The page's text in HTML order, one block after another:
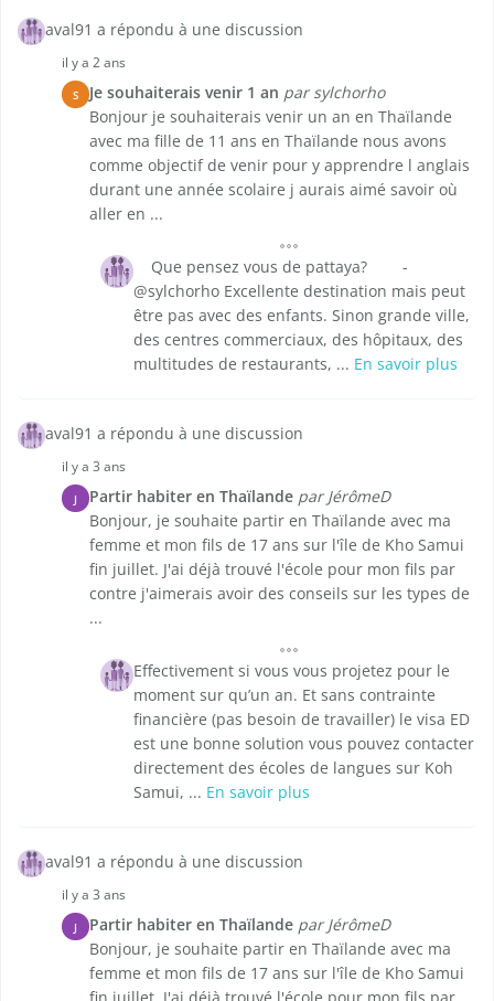
aval91 a répondu à une discussion
il y a 2 ans
S Je souhaiterais venir 1 an par sylchorho
Bonjour je souhaiterais venir un an en Thaïlande
avec ma fille de 11 ans en Thaïlande nous avons
comme objectif de venir pour y apprendre l anglais
durant une année scolaire j aurais aimé savoir où
aller en ...
Que pensez vous de pattaya? -
@sylchorho Excellente destination mais peut
être pas avec des enfants. Sinon grande ville,
des centres commerciaux, des hôpitaux, des
multitudes de restaurants, ... En savoir plus
aval91 a répondu à une discussion
il y a 3 ans
J Partir habiter en Thaïlande par JérômeD
Bonjour, je souhaite partir en Thaïlande avec ma
femme et mon fils de 17 ans sur l'île de Kho Samui
fin juillet. J'ai déjà trouvé l'école pour mon fils par
contre j'aimerais avoir des conseils sur les types de
...
Effectivement si vous vous projetez pour le
moment sur qu’un an. Et sans contrainte
financière (pas besoin de travailler) le visa ED
est une bonne solution vous pouvez contacter
directement des écoles de langues sur Koh
Samui, ... En savoir plus
aval91 a répondu à une discussion
il y a 3 ans
J Partir habiter en Thaïlande par JérômeD
Bonjour, je souhaite partir en Thaïlande avec ma
femme et mon fils de 17 ans sur l'île de Kho Samui